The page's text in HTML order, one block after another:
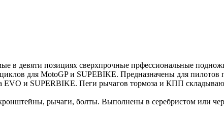
в девяти позициях сверхпрочные прфессиональные
для MotoGP и SUPEBIKE. Предназначены для пилотов
и SUPERBIKE. Пеги рычагов тормоза и КПП
рычаги, болты. Выполнены в серебристом или